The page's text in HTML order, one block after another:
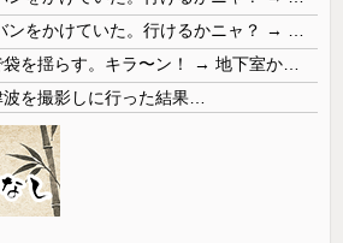
波を撮影しに行った結果…